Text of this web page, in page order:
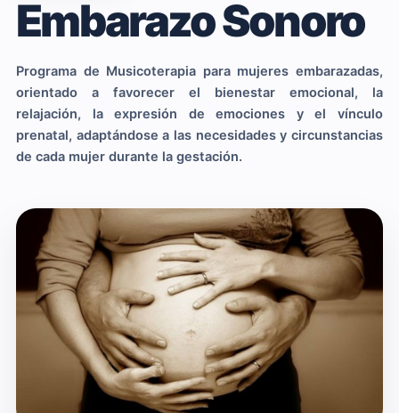
Embarazo Sonoro
Programa de Musicoterapia para mujeres embarazadas,
orientado a favorecer el bienestar emocional, la
relajación, la expresión de emociones y el vínculo
prenatal, adaptándose a las necesidades y circunstancias
de cada mujer durante la gestación.